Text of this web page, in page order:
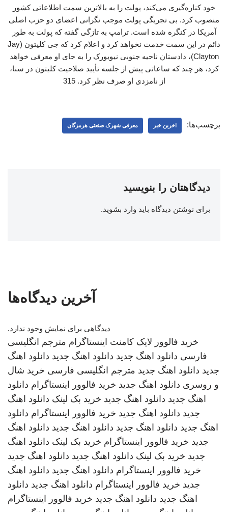
خود کناره‌گیری می‌کند، پولت را به بالاترین سمت اطلاعاتی کشور
منصوب کرد. بی تجربگی پولت موجب نگرانی‌ اعضای دو حزب اصلی
آمریکا در کنگره شده است. ترامپ به تازگی گفته که پولت به طور
دائم در این سمت خدمت نخواهد کرد و اعلام کرد که جی کلیتون (Jay
Clayton)، دادستان ناحیه جنوبی نیویورک را به جای او معرفی خواهد
کرد، هر چند که ساعاتی پیش از جلسه تأیید صلاحیت کلیتون در سنا،
از نامزدی او صرف نظر کرد. 315
برچسب‌ها: اخرین خبر معرفی شهرک صنعتی هرمزگان
دیدگاهتان را بنویسید
برای نوشتن دیدگاه باید وارد بشوید.
آخرین دیدگاه‌ها
دیدگاهی برای نمایش وجود ندارد.
خرید فالوور لایک کامنت اینستاگرام مترجم انگلیسی
فارسی دانلود اهنگ جدید دانلود اهنگ جدید دانلود اهنگ
جدید دانلود اهنگ جدید مترجم انگلیسی فارسی خرید شال
و روسری دانلود اهنگ جدید خرید فالوور اینستاگرام دانلود
اهنگ جدید دانلود اهنگ جدید خرید بک لینک دانلود اهنگ
جدید دانلود اهنگ جدید خرید فالوور اینستاگرام دانلود
اهنگ جدید دانلود اهنگ جدید دانلود اهنگ جدید دانلود اهنگ
جدید خرید فالوور اینستاگرام خرید بک لینک دانلود اهنگ
جدید خرید بک لینک دانلود اهنگ جدید دانلود اهنگ جدید
خرید فالوور اینستاگرام دانلود اهنگ جدید دانلود اهنگ
جدید خرید فالوور اینستاگرام دانلود اهنگ جدید دانلود
اهنگ جدید دانلود اهنگ جدید خرید فالوور اینستاگرام